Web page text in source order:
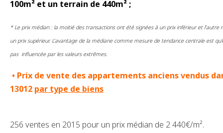
100m² et un terrain de 440m² ;
* Le prix médian : la moitié des transactions ont été signées à un prix inférieur et l’autre
un prix supérieur. L’avantage de la médiane comme mesure de tendance centrale est
pas influencée par les valeurs extrêmes.
• Prix de vente des appartements anciens vendus
13012 par type de biens
256 ventes en 2015 pour un prix médian de 2 440€/m².